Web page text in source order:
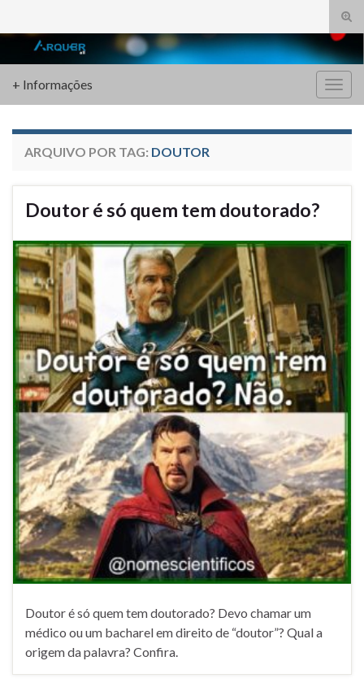
de
Search for:
+ Informações
ARQUIVO POR TAG: DOUTOR
Doutor é só quem tem doutorado?
Doutor é só quem tem doutorado? Devo chamar um
médico ou um bacharel em direito de “doutor”? Qual a
origem da palavra? Confira.